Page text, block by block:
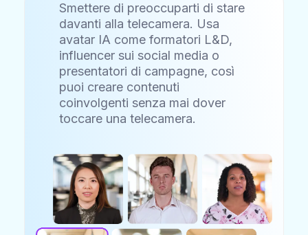
Smettere di preoccuparti di stare
davanti alla telecamera. Usa
avatar IA come formatori L&D,
influencer sui social media o
presentatori di campagne, così
puoi creare contenuti
coinvolgenti senza mai dover
toccare una telecamera.